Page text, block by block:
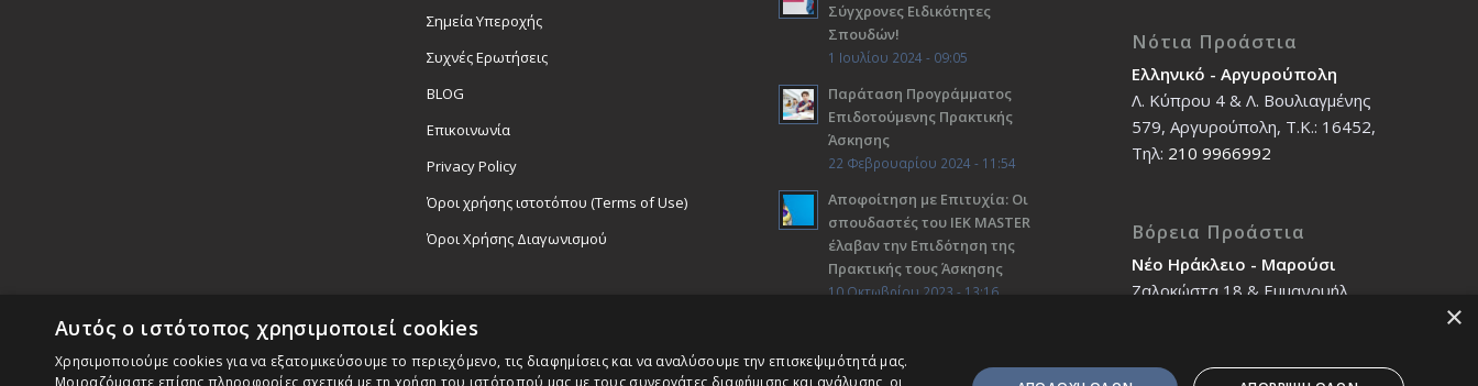
Σημεία Υπεροχής
Συχνές Ερωτήσεις
BLOG
Επικοινωνία
Privacy Policy
Όροι χρήσης ιστοτόπου (Terms of Use)
Όροι Χρήσης Διαγωνισμού
Σύγχρονες Ειδικότητες
Σπουδών!
1 Ιουλίου 2024 - 09:05
Παράταση Προγράμματος
Επιδοτούμενης Πρακτικής
Άσκησης
22 Φεβρουαρίου 2024 - 11:54
Αποφοίτηση με Επιτυχία: Οι
σπουδαστές του ΙΕΚ ΜΑSTER
έλαβαν την Επιδότηση της
Πρακτικής τους Άσκησης
10 Οκτωβρίου 2023 - 13:16
Νότια Προάστια
Ελληνικό - Αργυρούπολη
Λ. Κύπρου 4 & Λ. Βουλιαγμένης
579, Αργυρούπολη, T.K.: 16452,
Τηλ: 210 9966992
Βόρεια Προάστια
Νέο Ηράκλειο - Μαρούσι
Ζαλοκώστα 18 & Εμμανουήλ
×
Αυτός ο ιστότοπος χρησιμοποιεί cookies
Χρησιμοποιούμε cookies για να εξατομικεύσουμε το περιεχόμενο, τις διαφημίσεις και να αναλύσουμε την επισκεψιμότητά μας.
Μοιραζόμαστε επίσης πληροφορίες σχετικά με τη χρήση του ιστότοπού μας με τους συνεργάτες διαφήμισης και ανάλυσης, οι